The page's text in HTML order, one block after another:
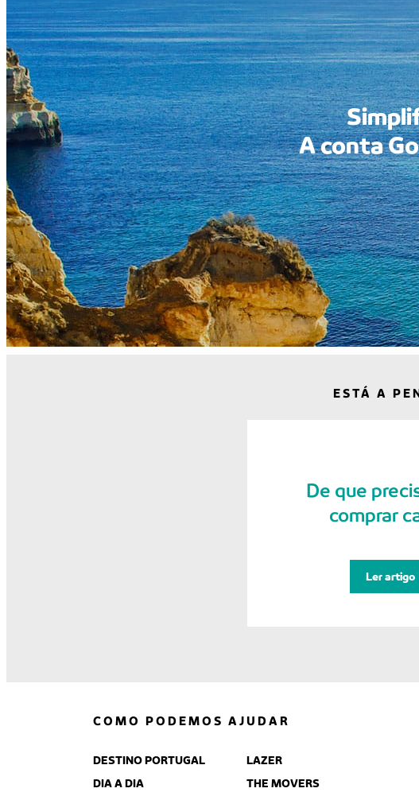
A conta
ESTÁ A
De que
comprar
Ler artigo
COMO PODEMOS AJUDAR
DESTINO PORTUGAL
DIA A DIA
LAZER
THE MOVERS